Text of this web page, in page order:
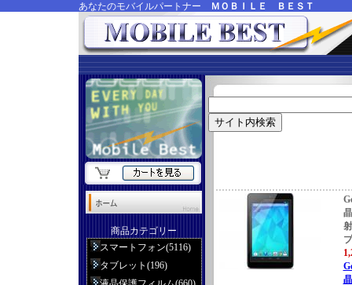
あなたのモバイルパートナー ＭＯＢＩＬＥ ＢＥＳＴ
プ
商品カテゴリー
スマートフォン(5116)
タブレット(196)